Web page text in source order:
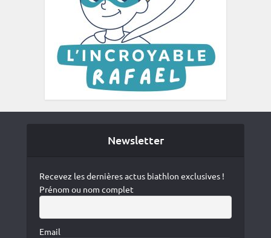
Newsletter
Recevez les dernières actus biathlon exclusives !
Prénom ou nom complet
Email